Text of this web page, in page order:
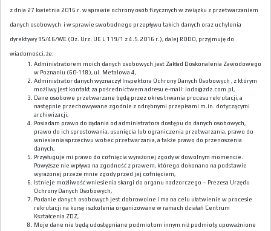
z dnia 27 kwietnia 2016 r. w sprawie ochrony osób fizycznych w związku z przetwarzaniem
danych osobowych i w sprawie swobodnego przepływu takich danych oraz uchylenia
dyrektywy 95/46/WE (Dz. Urz. UE L 119/1 z 4.5.2016 r.), dalej RODO, przyjmuję do
wiadomości, że:
Administratorem moich danych osobowych jest Zakład Doskonalenia Zawodowego
w Poznaniu (60-118), ul. Metalowa 4,
Administrator danych wyznaczył Inspektora Ochrony Danych Osobowych , z którym
możliwy jest kontakt za pośrednictwem adresu e-mail: iodo@zdz.com.pl,
Dane osobowe przetwarzane będą przez okres trwania procesu rekrutacji, a
następnie przechowywane zgodnie z odrębnymi przepisami m.in. dotyczącymi
archiwizacji,
Posiadam prawo do żądania od administratora dostępu do danych osobowych,
prawo do ich sprostowania, usunięcia lub ograniczenia przetwarzania, prawo do
wniesienia sprzeciwu wobec przetwarzania, a także prawo do przenoszenia
danych,
Przysługuje mi prawo do cofnięcia wyrażonej zgody w dowolnym momencie.
Powyższe nie wpływa na zgodność z prawem, którego dokonano na podstawie
wyrażonej przeze mnie zgody przed jej cofnięciem,
Istnieje możliwość wniesienia skargi do organu nadzorczego – Prezesa Urzędu
Ochrony Danych Osobowych,
Podanie danych osobowych jest dobrowolne i ma na celu ułatwienie w procesie
rekrutacji na kursy i szkolenia organizowane w ramach działań Centrum
Kształcenia ZDZ,
Moje dane nie będą udostępniane podmiotom innym niż podmioty upoważnione